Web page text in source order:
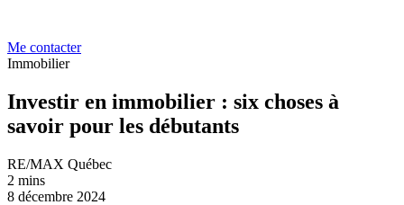
Me contacter
Immobilier
Investir en immobilier : six choses à
savoir pour les débutants
RE/MAX Québec
2 mins
8 décembre 2024